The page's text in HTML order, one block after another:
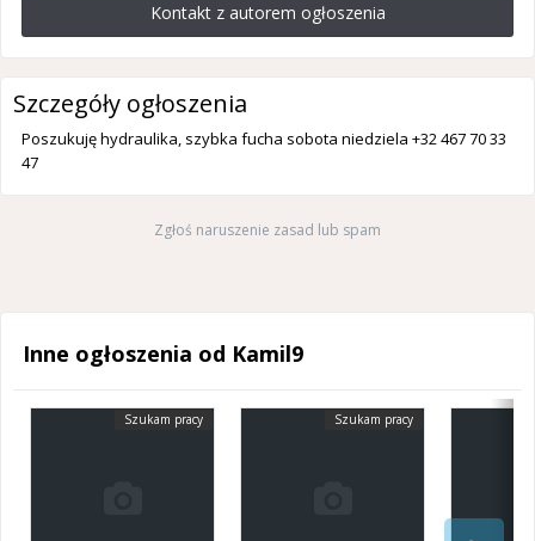
Kontakt z autorem ogłoszenia
Szczegóły ogłoszenia
Poszukuję hydraulika, szybka fucha sobota niedziela +32 467 70 33
47
Zgłoś naruszenie zasad lub spam
Inne ogłoszenia od Kamil9
Szukam pracy Szukam pracy